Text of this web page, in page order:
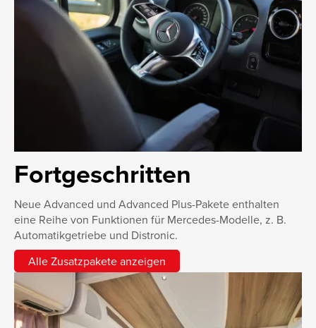
Fortgeschritten
Neue Advanced und Advanced Plus-Pakete enthalten
eine Reihe von Funktionen für Mercedes-Modelle, z. B.
Automatikgetriebe und Distronic.
Alle Zusatzpakete anzeigen